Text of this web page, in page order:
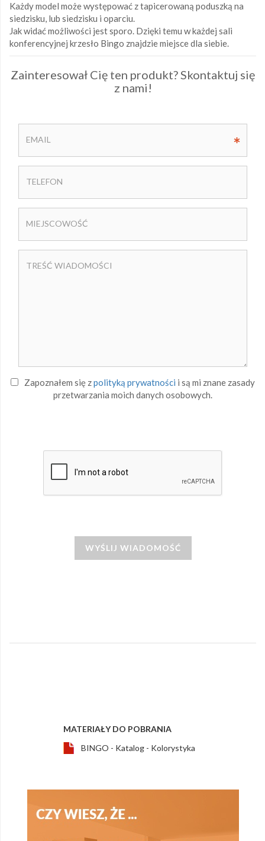
Każdy model może występować z tapicerowaną poduszką na
siedzisku, lub siedzisku i oparciu.
Jak widać możliwości jest sporo. Dzięki temu w każdej sali
konferencyjnej krzesło Bingo znajdzie miejsce dla siebie.
Zainteresował Cię ten produkt? Skontaktuj się
z nami!
Zapoznałem się zpolityką prywatności i są mi znane zasady
przetwarzania moich danych osobowych.
WYŚLIJ WIADOMOŚĆ
MATERIAŁY DO POBRANIA
BINGO - Katalog - Kolorystyka